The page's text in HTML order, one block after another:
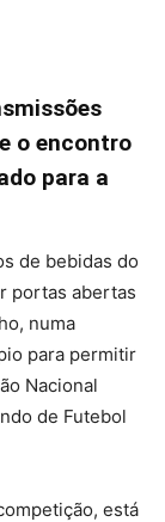
o encontro
para a
de bebidas do
portas abertas
numa
para permitir
Nacional
de Futebol
está